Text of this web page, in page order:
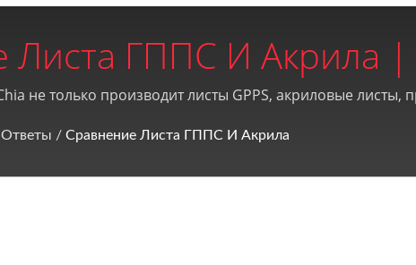
Листа ГППС И Акрила
Листов GPPS,
| Kao-Chia Plastics Co.,
не только производит листы GPPS, акриловые листы,
/ Сравнение Листа ГППС И Акрила